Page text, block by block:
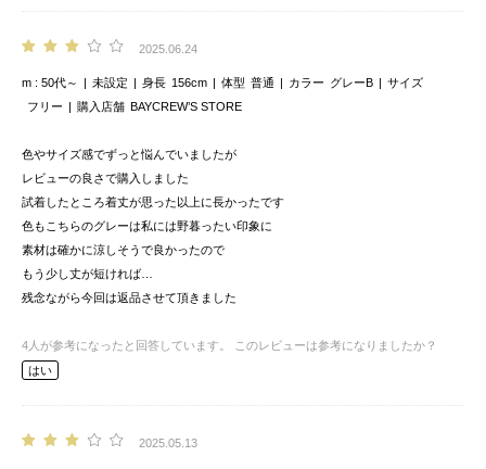
2025.06.24
m 50代～ 未設定 身長 156cm 体型 普通 カラー グレーB
サイズ
フリー
購入店舗 BAYCREW’S STORE
色やサイズ感でずっと悩んでいましたが
レビューの良さで購入しました
試着したところ着丈が思った以上に長かったです
色もこちらのグレーは私には野暮ったい印象に
素材は確かに涼しそうで良かったので
もう少し丈が短ければ…
残念ながら今回は返品させて頂きました
4 人が参考になったと回答しています。
このレビューは参考になりましたか？
はい
2025.05.13